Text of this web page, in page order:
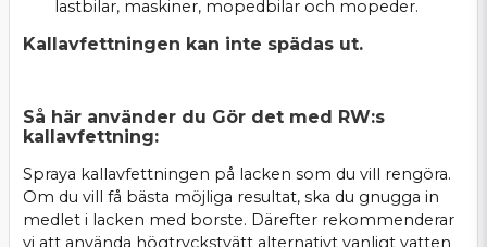
lastbilar, maskiner, mopedbilar och mopeder.
Kallavfettningen kan inte spädas ut.
Så här använder du Gör det med RW:s
kallavfettning:
Spraya kallavfettningen på lacken som du vill rengöra.
Om du vill få bästa möjliga resultat, ska du gnugga in
medlet i lacken med borste. Därefter rekommenderar
vi att använda högtryckstvätt alternativt vanligt vatten